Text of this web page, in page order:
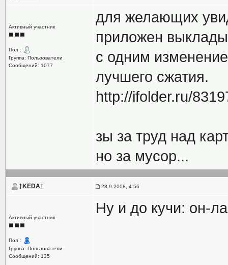
Активный участник
Пол :
Группа: Пользователи
Сообщений: 1077
для желающих
приложен
с одним
лучшего сжатия.
http://ifolder.ru/
зы за труд над
но за мусор...
†KEDA† 28.9.2008, 4:56
Активный участник
Пол :
Группа: Пользователи
Сообщений: 135
Ну и до кучи: он-